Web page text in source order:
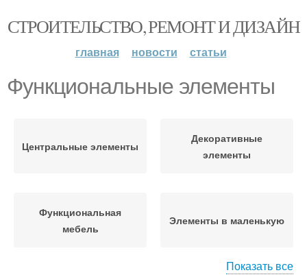
СТРОИТЕЛЬСТВО, РЕМОНТ И ДИЗАЙН
главная новости статьи
Функциональные элементы
Центральные элементы
Декоративные
элементы
Функциональная
мебель
Элементы в маленькую
Показать все